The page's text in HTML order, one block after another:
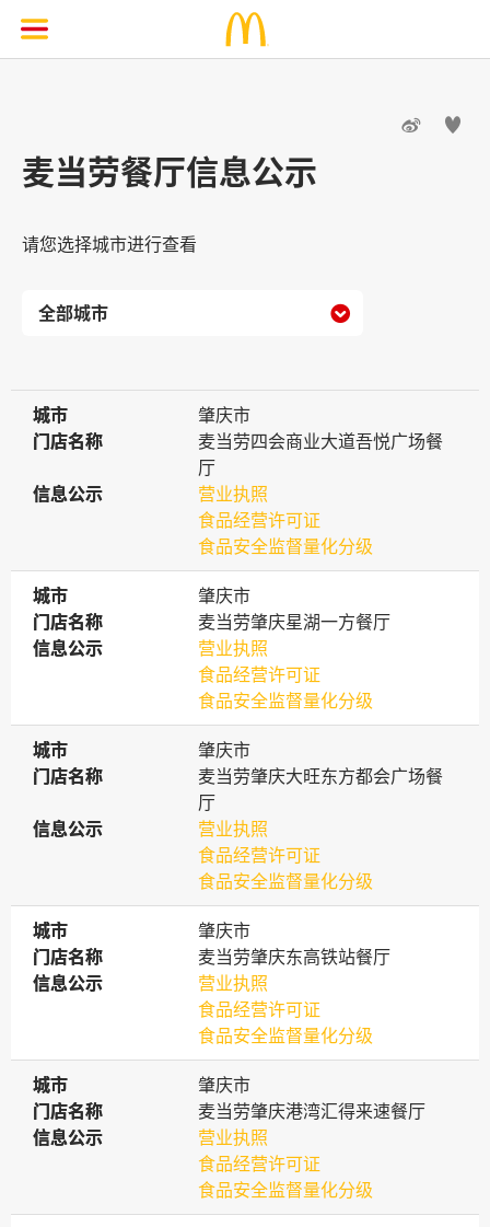
 
麦当劳餐厅信息公示
请您选择城市进行查看

城市
城市
肇庆市
门店名称
门店名称
麦当劳四会商业大道吾悦广场餐
厅
信息公示
信息公示
营业执照
食品经营许可证
食品安全监督量化分级
城市
城市
肇庆市
门店名称
门店名称
麦当劳肇庆星湖一方餐厅
信息公示
信息公示
营业执照
食品经营许可证
食品安全监督量化分级
城市
城市
肇庆市
门店名称
门店名称
麦当劳肇庆大旺东方都会广场餐
厅
信息公示
信息公示
营业执照
食品经营许可证
食品安全监督量化分级
城市
城市
肇庆市
门店名称
门店名称
麦当劳肇庆东高铁站餐厅
信息公示
信息公示
营业执照
食品经营许可证
食品安全监督量化分级
城市
城市
肇庆市
门店名称
门店名称
麦当劳肇庆港湾汇得来速餐厅
信息公示
信息公示
营业执照
食品经营许可证
食品安全监督量化分级